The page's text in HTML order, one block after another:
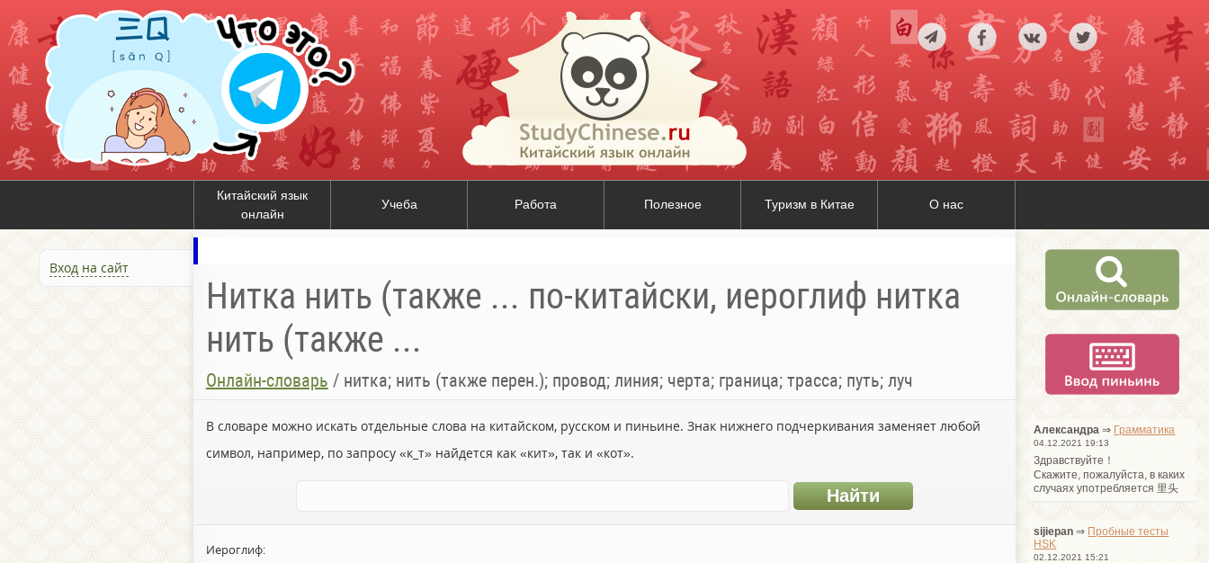
Китайский язык
онлайн
Учеба Работа Полезное Туризм в Китае О нас
Вход на сайт
Нитка нить (также ... по-китайски, иероглиф нитка
нить (также ...
Онлайн-словарь / нитка; нить (также перен.); провод; линия; черта; граница; трасса; путь; луч
В словаре можно искать отдельные слова на китайском, русском и пиньине. Знак нижнего подчеркивания заменяет любой
символ, например, по запросу «к_т» найдется как «кит», так и «кот».
Иероглиф:
Александра ⇒ Грамматика
04.12.2021 19:13
Здравствуйте！
Cкажите, пожалуйста, в каких
случаях употребляется 里头
sijiepan ⇒ Пробные тесты
HSK
02.12.2021 15:21